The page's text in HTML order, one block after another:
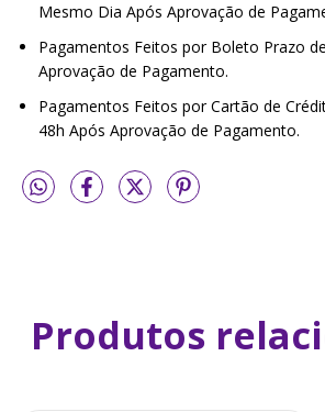
Mesmo Dia Após Aprovação de
Pagamentos Feitos por Boleto Prazo
Aprovação de Pagamento.
Pagamentos Feitos por Cartão de
48h Após Aprovação de Pagamento.
Produtos